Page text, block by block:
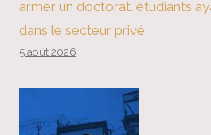
armer un doctorat. étudiants
dans le secteur privé
5 août 2026